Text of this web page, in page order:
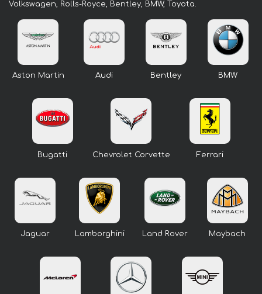
Volkswagen, Rolls-Royce, Bentley, BMW, Toyota.
Aston Martin Audi Bentley BMW
Bugatti Chevrolet Corvette Ferrari
Jaguar Lamborghini Land Rover Maybach